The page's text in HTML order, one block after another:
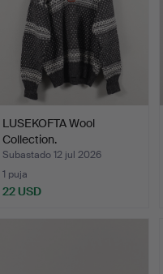
LUSEKOFTA Wool
Collection.
Subastado 12 jul 2026
1 puja
22 USD